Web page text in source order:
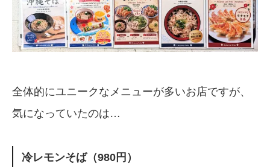
全体的にユニークなメニューが多いお店ですが、
気になっていたのは…
冷レモンそば（980円）